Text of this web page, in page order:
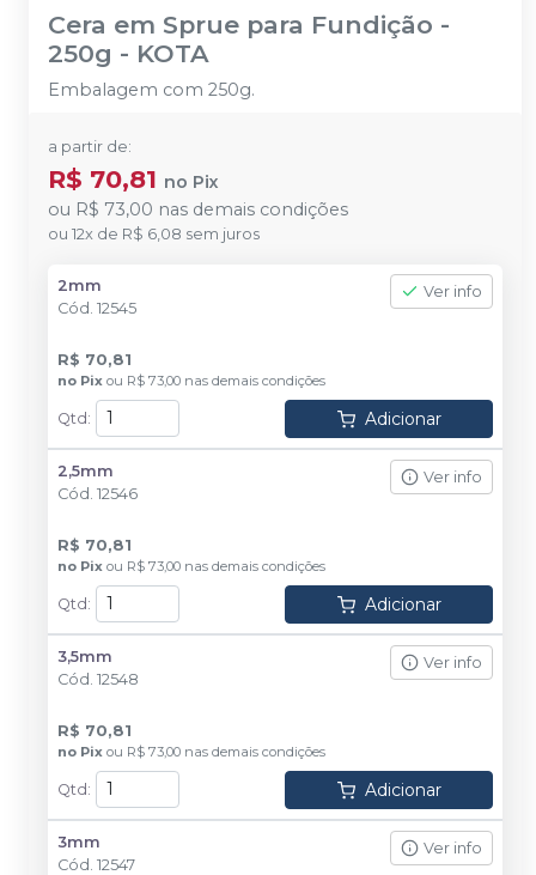
Cera em Sprue para Fundição -
250g - KOTA
Embalagem com 250g.
a partir de:
R$ 70,81 no Pix
ou R$ 73,00 nas demais condições
ou 12x de R$ 6,08 sem juros
2mm
Cód. 12545
Ver info
R$ 70,81
no Pix ou R$ 73,00 nas demais condições
Qtd : Adicionar
2,5mm
Cód. 12546
Ver info
R$ 70,81
no Pix ou R$ 73,00 nas demais condições
Qtd : Adicionar
3,5mm
Cód. 12548
Ver info
R$ 70,81
no Pix ou R$ 73,00 nas demais condições
Qtd : Adicionar
3mm
Cód. 12547
Ver info